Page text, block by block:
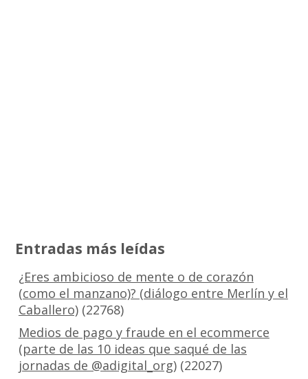
Entradas más leídas
¿Eres ambicioso de mente o de corazón
(como el manzano)? (diálogo entre Merlín y el
Caballero)(22768)
Medios de pago y fraude en el ecommerce
(parte de las 10 ideas que saqué de las
jornadas de @adigital_org)(22027)